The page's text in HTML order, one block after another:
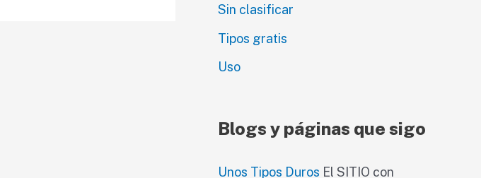
Sin clasificar
Tipos gratis
Uso
Blogs y páginas que sigo
Unos Tipos Duros El SITIO con